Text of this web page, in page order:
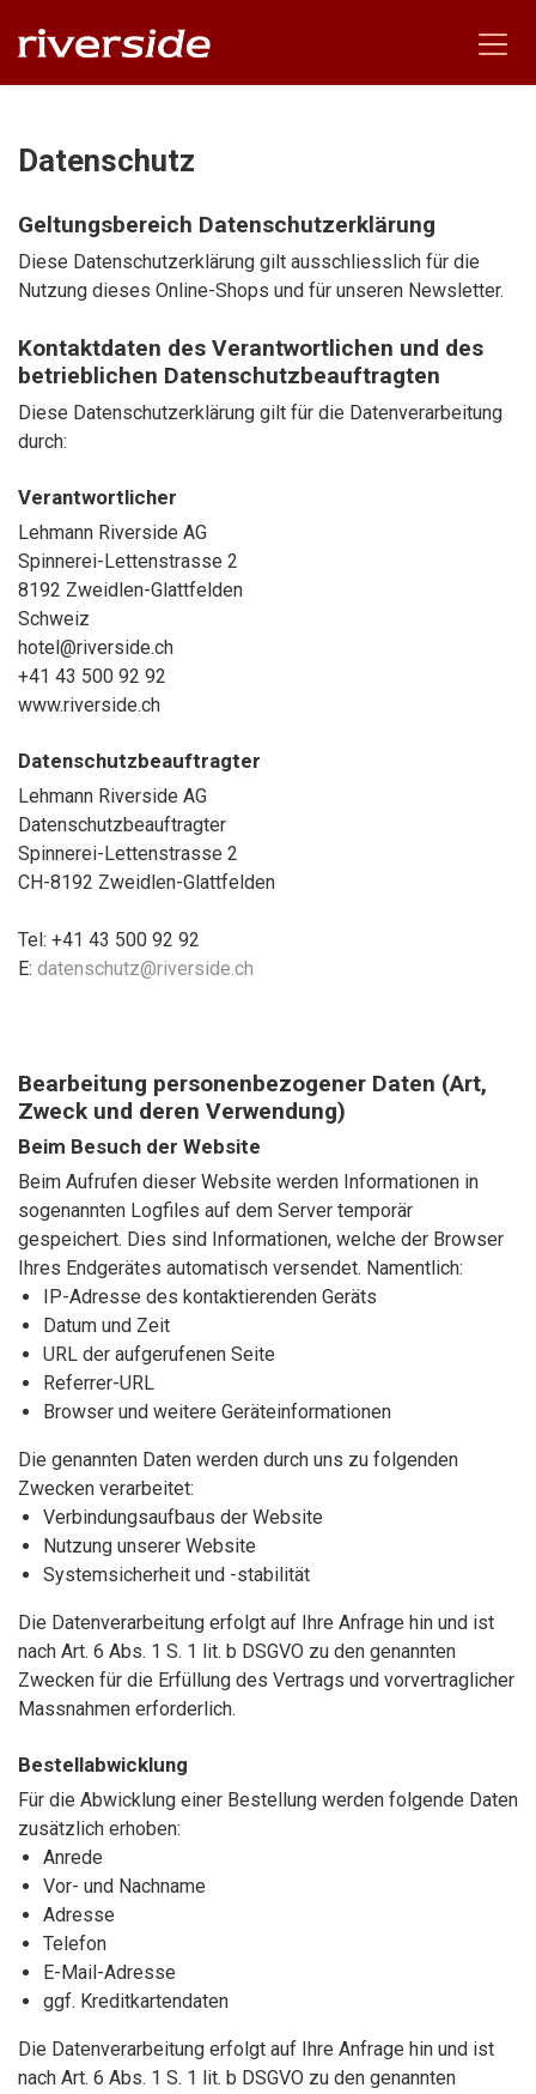
Datenschutz
Geltungsbereich Datenschutzerklärung
Diese Datenschutzerklärung gilt ausschliesslich für die
Nutzung dieses Online-Shops und für unseren Newsletter.
Kontaktdaten des Verantwortlichen und des
betrieblichen Datenschutzbeauftragten
Diese Datenschutzerklärung gilt für die Datenverarbeitung
durch:
Verantwortlicher
Lehmann Riverside AG
Spinnerei-Lettenstrasse 2
8192 Zweidlen-Glattfelden
Schweiz
hotel@riverside.ch
+41 43 500 92 92
www.riverside.ch
Datenschutzbeauftragter
Lehmann Riverside AG
Datenschutzbeauftragter
Spinnerei-Lettenstrasse 2
CH-8192 Zweidlen-Glattfelden
Tel: +41 43 500 92 92
E: datenschutz@riverside.ch
Bearbeitung personenbezogener Daten (Art,
Zweck und deren Verwendung)
Beim Besuch der Website
Beim Aufrufen dieser Website werden Informationen in
sogenannten Logfiles auf dem Server temporär
gespeichert. Dies sind Informationen, welche der Browser
Ihres Endgerätes automatisch versendet. Namentlich:
IP-Adresse des kontaktierenden Geräts
Datum und Zeit
URL der aufgerufenen Seite
Referrer-URL
Browser und weitere Geräteinformationen
Die genannten Daten werden durch uns zu folgenden
Zwecken verarbeitet:
Verbindungsaufbaus der Website
Nutzung unserer Website
Systemsicherheit und -stabilität
Die Datenverarbeitung erfolgt auf Ihre Anfrage hin und ist
nach Art. 6 Abs. 1 S. 1 lit. b DSGVO zu den genannten
Zwecken für die Erfüllung des Vertrags und vorvertraglicher
Massnahmen erforderlich.
Bestellabwicklung
Für die Abwicklung einer Bestellung werden folgende Daten
zusätzlich erhoben:
Anrede
Vor- und Nachname
Adresse
Telefon
E-Mail-Adresse
ggf. Kreditkartendaten
Die Datenverarbeitung erfolgt auf Ihre Anfrage hin und ist
nach Art. 6 Abs. 1 S. 1 lit. b DSGVO zu den genannten